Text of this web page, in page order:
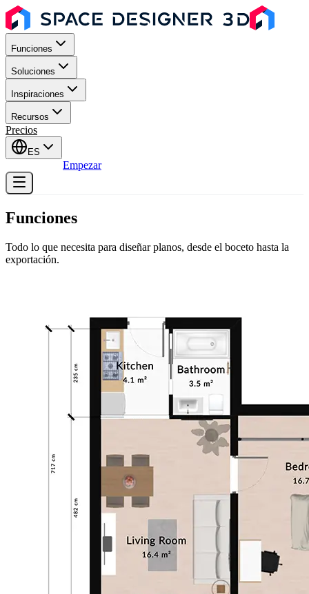
Funciones
Soluciones
Inspiraciones
Recursos
Precios
ES
Empezar
Funciones
Todo lo que necesita para diseñar planos, desde el boceto hasta la
exportación.